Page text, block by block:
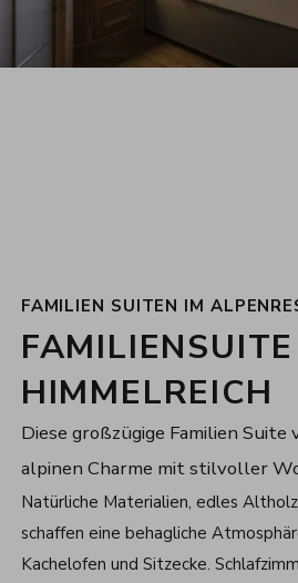
FAMILIEN SUITEN IM
FAMILIENSUITE
HIMMELREICH
Diese großzügige Familien Suite
alpinen Charme mit stilvoller
Natürliche Materialien, edles
schaffen eine behagliche
Kachelofen und Sitzecke.